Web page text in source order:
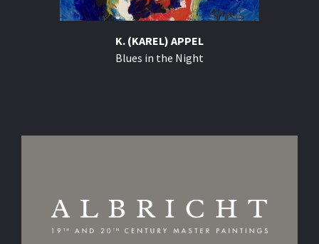
K. (KAREL) APPEL
Blues in the Night